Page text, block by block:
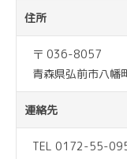
住所
〒 036-8057
青森県弘前市八
連絡先
TEL 0172-55-